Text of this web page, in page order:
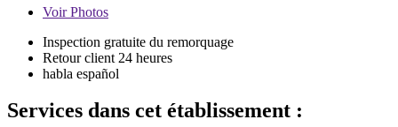
VoirPhotos
Inspection gratuite du remorquage
Retour client 24 heures
habla español
Services dans cet établissement :